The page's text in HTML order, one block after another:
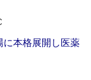
に本格展開し医薬